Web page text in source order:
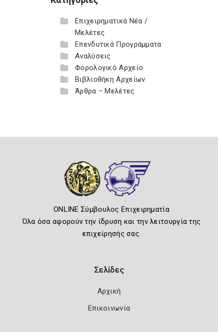
Επιχειρηματικά Νέα /
Μελέτες
Επενδυτικά Προγράμματα
Αναλύσεις
Φορολογικό Αρχείο
Βιβλιοθήκη Αρχείων
Άρθρα – Μελέτες
ONLINE Σύμβουλος Επιχειρηματία
Όλα όσα αφορούν την ίδρυση και την λειτουργία της
επιχείρησής σας.
Σελίδες
Αρχική
Επικοινωνία